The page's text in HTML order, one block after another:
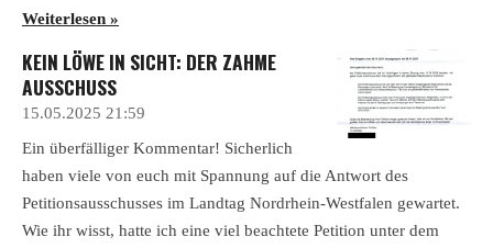
Weiterlesen »
KEIN LÖWE IN SICHT: DER ZAHME
AUSSCHUSS
15.05.2025 21:59
Ein überfälliger Kommentar! Sicherlich
haben viele von euch mit Spannung auf die Antwort des
Petitionsausschusses im Landtag Nordrhein-Westfalen gewartet.
Wie ihr wisst, hatte ich eine viel beachtete Petition unter dem